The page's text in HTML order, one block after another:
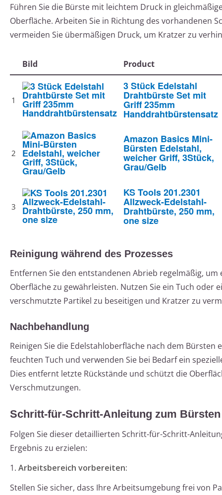
Führen Sie die Bürste mit leichtem Druck in
Oberfläche. Arbeiten Sie in Richtung des vorhandenen
vermeiden Sie übermäßigen Druck, um Kratzer zu
Bild Product
1
3 Stück Edelstahl
Drahtbürste Set mit
Griff 235mm
Handdrahtbürstensatz
2
Amazon Basics Mini-
Bürsten Edelstahl,
weicher Griff, 3Stück,
Grau/Gelb
3
KS Tools 201.2301
Allzweck-Edelstahl-
Drahtbürste, 250 mm,
one size
Reinigung während des Prozesses
Entfernen Sie den entstandenen Abrieb regelmäßig, um
Oberfläche zu gewährleisten. Nutzen Sie ein Tuch oder
verschmutzte Partikel zu beseitigen und Kratzer zu
Nachbehandlung
Reinigen Sie die Edelstahloberfläche nach dem Bürsten
feuchten Tuch und verwenden Sie bei Bedarf ein
Dies entfernt letzte Rückstände und schützt die
Verschmutzungen.
Schritt-für-Schritt-Anleitung zum
Folgen Sie dieser detaillierten Schritt-für-Schritt-
Ergebnis zu erzielen:
1. Arbeitsbereich vorbereiten:
Stellen Sie sicher, dass Ihre Arbeitsumgebung frei von